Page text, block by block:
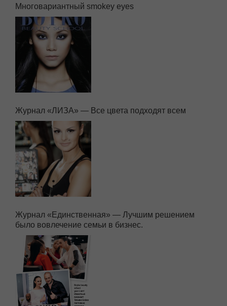
Многовариантный smokey eyes
Журнал «ЛИЗА» — Все цвета подходят всем
Журнал «Единственная» — Лучшим решением
было вовлечение семьи в бизнес.